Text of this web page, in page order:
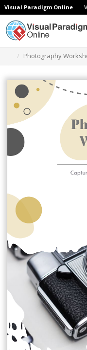
Visual Paradigm Online
Photography